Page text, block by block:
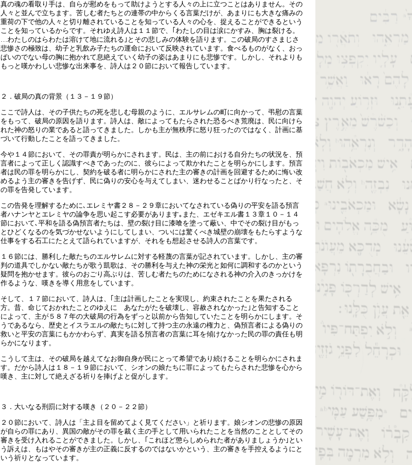
真の魂の看取り手は、自らが慰めをもって助けようとする人々の上に立つことはありません。その
人々と並んで立ちます。苦しむ者たちとの連帯の中からくる言葉だけが、あまりにも大きな痛みの
重荷の下で他の人々と切り離されていることを知っている人々の心を、捉えることができるという
ことを知っているからです。それゆえ詩人は１１節で、｢わたしの目は涙にかすみ、胸は裂ける。
…わたしのはらわたは溶けて地に流れる｣とその悲しみの体験を語ります。この破局のすさまじさ
悲惨さの極致は、幼子と乳飲み子たちの運命において反映されています。食べるものがなく、おっ
ぱいのでない母の胸に抱かれて息絶えていく幼子の姿はあまりにも悲惨です。しかし、それよりも
もっと嘆かわしい悲惨な出来事を、詩人は２０節において報告しています。
２．破局の真の背景（１３－１９節）
ここで詩人は、その子供たちの死を悲しむ母親のように、エルサレムの町に向かって、弔慰の言葉
をもって、破局の原因を語ります。詩人は、敵によってもたらされた恐るべき荒廃は、民に向けら
れた神の怒りの業であると語ってきました。しかも主が無秩序に怒り狂ったのではなく、計画に基
づいて行動したことを語ってきました。
今や１４節において、その罪責が明らかにされます。民は、主の前における自分たちの状況を、預
言者によって正しく認識すべきであったのに、彼らによって欺かれたことを明らかにします。預言
者は民の罪を明らかにし、契約を破る者に明らかにされた主の審きの計画を回避するために悔い改
めるよう主の審きを告げず、民に偽りの安心を与えてしまい、迷わせることばかり行なったと、そ
の罪を告発しています。
この告発を理解するために､エレミヤ書２８－２９章においてなされている偽りの平安を語る預言
者ハナンヤとエレミヤの論争を思い起こす必要があります｡また、エゼキエル書１３章１０－１４
節において､平和を語る偽預言者たちは、壁の裂け目に漆喰を塗って蔽い、中でその裂け目がもっ
とひどくなるのを気づかせないようにしてしまい、ついには驚くべき城壁の崩壊をもたらすような
仕事をする石工にたとえて語られていますが、それをも想起させる詩人の言葉です。
１６節には、勝利した敵たちのエルサレムに対する軽蔑の言葉が記されています。しかし、主の審
判の道具でしかない敵たちが歌う凱歌は、その勝利を与えた神の栄光と如何に調和するのかという
疑問を抱かせます。彼らのおごり高ぶりは、苦しむ者たちのためになされる神の介入のきっかけを
作るような、嘆きを導く用意をしています。
そして、１７節において、詩人は、｢主は計画したことを実現し、約束されたことを果たされる
方。昔、命じておかれたことのゆえに あなたがたを破壊し、容赦されなかった｣と告知すること
によって、主が５８７年の大破局の行為をずっと以前から告知していたことを明らかにします。そ
うであるなら、歴史とイスラエルの敵たちに対して持つ主の永遠の権力と、偽預言者による偽りの
救いと平安の言葉にもかかわらず、真実を語る預言者の言葉に耳を傾けなかった民の罪の責任も明
らかになります。
こうして主は、その破局を越えてなお御自身が民にとって希望であり続けることを明らかにされま
す。だから詩人は１８－１９節において、シオンの娘たちに罪によってもたらされた悲惨を心から
嘆き、主に対して絶えざる祈りを捧げよと促がします。
３．大いなる刑罰に対する嘆き（２０－２２節）
２０節において、詩人は「主よ目を留めてよく見てください」と祈ります。娘シオンの悲惨の原因
が自らの罪にあり、異国の敵がその罪を裁く主の手として用いられたことを当然のこととしてその
審きを受け入れることができました。しかし、｢これほど懲らしめられた者がありましょうか｣とい
う訴えは、もはやその審きが主の正義に反するのではないかという、主の審きを手控えるようにと
いう祈りとなっています。